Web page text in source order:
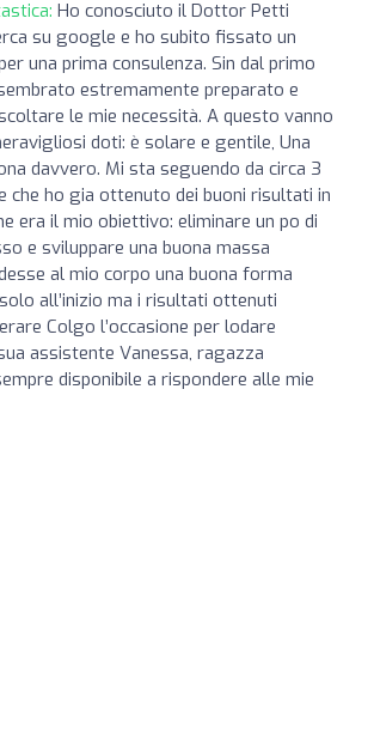
Ho conosciuto il Dottor Petti
su google e ho subito fissato un
una prima consulenza. Sin dal primo
estremamente preparato e
le mie necessità. A questo vanno
doti: è solare e gentile, Una
davvero. Mi sta seguendo da circa 3
che ho gia ottenuto dei buoni risultati in
era il mio obiettivo: eliminare un po di
e sviluppare una buona massa
al mio corpo una buona forma
all’inizio ma i risultati ottenuti
Colgo l’occasione per lodare
assistente Vanessa, ragazza
disponibile a rispondere alle mie